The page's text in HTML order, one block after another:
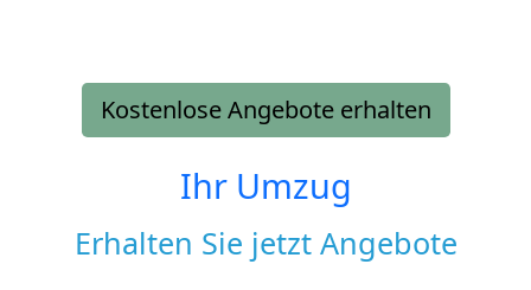
Kostenlose Angebote erhalten
Ihr Umzug
Erhalten Sie jetzt Angebote